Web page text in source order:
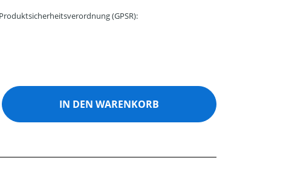
(GPSR):
den gewünschten Wert ein oder
IN DEN WARENKORB